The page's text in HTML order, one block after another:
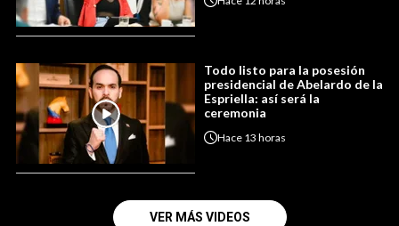
Todo listo para la posesión
presidencial de Abelardo de la
Espriella: así será la
ceremonia
Hace 13 horas
VER MÁS VIDEOS